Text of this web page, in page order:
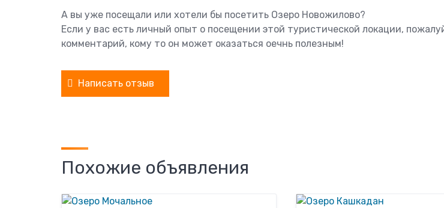
А вы уже посещали или хотели бы посетить Озеро Новожилово?
Если у вас есть личный опыт о посещении этой туристической локации,
комментарий, кому то он может оказаться оечнь полезным!
Написать отзыв
Похожие объявления